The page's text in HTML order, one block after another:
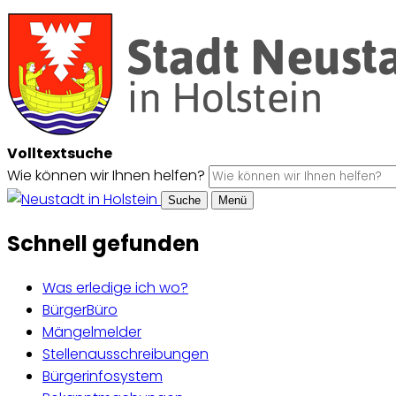
Volltextsuche
Wie können wir Ihnen helfen?
Suche
Menü
Schnell gefunden
Was erledige ich wo?
BürgerBüro
Mängelmelder
Stellenausschreibungen
Bürgerinfosystem